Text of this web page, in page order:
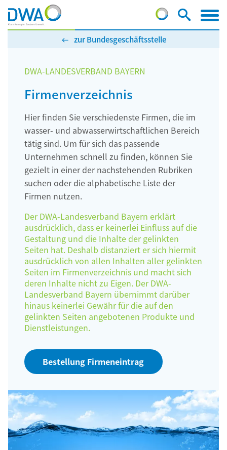
zur Bundesgeschäftsstelle
DWA-LANDESVERBAND BAYERN
Firmenverzeichnis
Hier finden Sie verschiedenste Firmen, die im
wasser- und abwasserwirtschaftlichen Bereich
tätig sind. Um für sich das passende
Unternehmen schnell zu finden, können Sie
gezielt in einer der nachstehenden Rubriken
suchen oder die alphabetische Liste der
Firmen nutzen.
Der DWA-Landesverband Bayern erklärt
ausdrücklich, dass er keinerlei Einfluss auf die
Gestaltung und die Inhalte der gelinkten
Seiten hat. Deshalb distanziert er sich hiermit
ausdrücklich von allen Inhalten aller gelinkten
Seiten im Firmenverzeichnis und macht sich
deren Inhalte nicht zu Eigen. Der DWA-
Landesverband Bayern übernimmt darüber
hinaus keinerlei Gewähr für die auf den
gelinkten Seiten angebotenen Produkte und
Dienstleistungen.
Bestellung Firmeneintrag